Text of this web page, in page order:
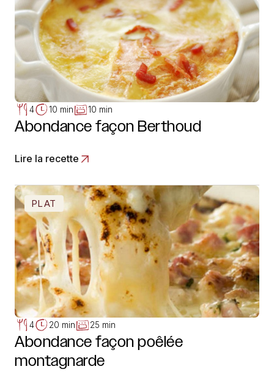
4 10 min 10 min
Abondance façon Berthoud
Lire la recette
PLAT
4 20 min 25 min
Abondance façon poêlée
montagnarde